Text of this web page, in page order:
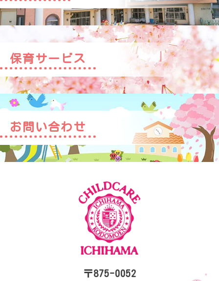
保育サービス
お問い合わせ
〒875-0052